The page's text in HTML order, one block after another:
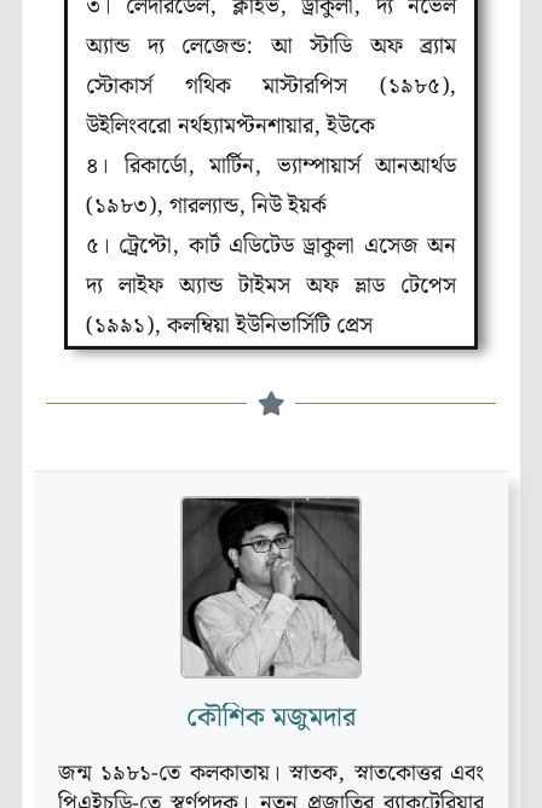
অ্যান্ড দ্য লেজেন্ড: আ স্টাডি অফ ব্র্যাম
স্টোকার্স গথিক মাস্টারপিস (১৯৮৫),
উইলিংবরো নর্থহ্যামপ্টনশায়ার, ইউকে
৪। রিকার্ডো, মার্টিন, ভ্যাম্পায়ার্স আনআর্থড
(১৯৮৩), গারল্যান্ড, নিউ ইয়র্ক
৫। ট্রেপ্টো, কার্ট এডিটেড ড্রাকুলা এসেজ অন
দ্য লাইফ অ্যান্ড টাইমস অফ ভ্লাড টেপেস
(১৯৯১), কলম্বিয়া ইউনিভার্সিটি প্রেস
কৌশিক মজুমদার
জন্ম ১৯৮১-তে কলকাতায়। স্নাতক, স্নাতকোত্তর এবং